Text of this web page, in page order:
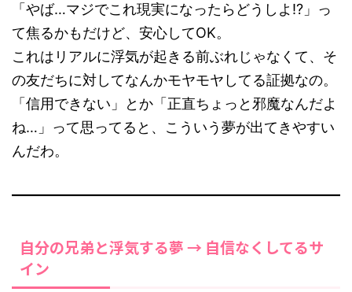
「やば…マジでこれ現実になったらどうしよ!?」っ
て焦るかもだけど、安心してOK。
これはリアルに浮気が起きる前ぶれじゃなくて、そ
の友だちに対してなんかモヤモヤしてる証拠なの。
「信用できない」とか「正直ちょっと邪魔なんだよ
ね…」って思ってると、こういう夢が出てきやすい
んだわ。
自分の兄弟と浮気する夢 → 自信なくしてるサ
イン